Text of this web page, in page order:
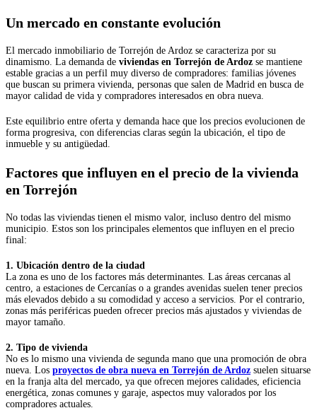
Un mercado en constante evolución
El mercado inmobiliario de Torrejón de Ardoz se caracteriza por su
dinamismo. La demanda de viviendas en Torrejón de Ardoz se mantiene
estable gracias a un perfil muy diverso de compradores: familias jóvenes
que buscan su primera vivienda, personas que salen de Madrid en busca de
mayor calidad de vida y compradores interesados en obra nueva.
Este equilibrio entre oferta y demanda hace que los precios evolucionen de
forma progresiva, con diferencias claras según la ubicación, el tipo de
inmueble y su antigüedad.
Factores que influyen en el precio de la vivienda
en Torrejón
No todas las viviendas tienen el mismo valor, incluso dentro del mismo
municipio. Estos son los principales elementos que influyen en el precio
final:
1. Ubicación dentro de la ciudad
La zona es uno de los factores más determinantes. Las áreas cercanas al
centro, a estaciones de Cercanías o a grandes avenidas suelen tener precios
más elevados debido a su comodidad y acceso a servicios. Por el contrario,
zonas más periféricas pueden ofrecer precios más ajustados y viviendas de
mayor tamaño.
2. Tipo de vivienda
No es lo mismo una vivienda de segunda mano que una promoción de obra
nueva. Los proyectos de obra nueva en Torrejón de Ardoz suelen situarse
en la franja alta del mercado, ya que ofrecen mejores calidades, eficiencia
energética, zonas comunes y garaje, aspectos muy valorados por los
compradores actuales.